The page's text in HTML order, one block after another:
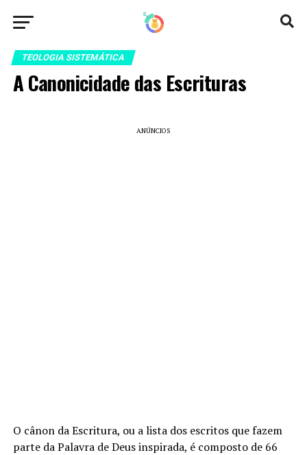
TEOLOGIA SISTEMÁTICA
A Canonicidade das Escrituras
ANÚNCIOS
O cânon da Escritura, ou a lista dos escritos que fazem
parte da Palavra de Deus inspirada, é composto de 66